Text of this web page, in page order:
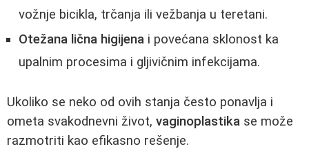
vožnje bicikla, trčanja ili vežbanja u teretani.
Otežana lična higijena i povećana sklonost ka
upalnim procesima i gljivičnim infekcijama.
Ukoliko se neko od ovih stanja često ponavlja i
ometa svakodnevni život, vaginoplastika se može
razmotriti kao efikasno rešenje.